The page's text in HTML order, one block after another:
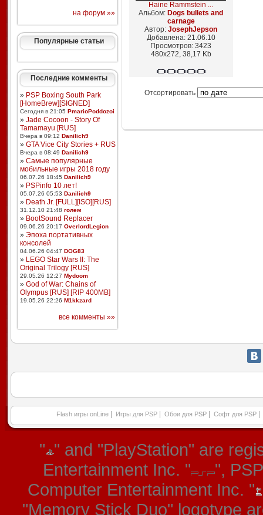
на форум »»
Популярные статьи
Последние комменты
» PSP Boxing South Park
[HomeBrew][SIGNED]
Сегодня в 21:05 PmarioPoddozoi
» Jade Cocoon - Story Of
Tamamayu [RUS]
Вчера в 09:12 Danilich9
» GTA Vice City Stories + RUS
Вчера в 08:49 Danilich9
» Самые популярные
мобильные игры 2018 году
06.07.26 18:45 Danilich9
» PSPinfo 10 лет!
05.07.26 05:53 Danilich9
» Death Jr. [FULL][ISO][RUS]
31.12.10 21:48 голем
» BootSound Replacer
09.06.26 20:17 OverlordLegion
» Эпоха портативных
консолей
04.06.26 04:47 DOG83
» LEGO Star Wars II: The
Original Trilogy [RUS]
29.05.26 12:27 Mydoom
» God of War: Chains of
Olympus [RUS] [RIP 400MB]
19.05.26 22:26 M1kkzard
все комменты »»
Haine Rammstein ...
Альбом: Dogs bullets and
carnage
Автор: JosephJepson
Добавлена: 21.06.10
Просмотров: 3423
480x272, 38,17 Kb
Отсортировать
Flash игры onLine Игры для PSP Обои для PSP Софт для PSP
" " and "PlayStation" are
Entertainment Inc. "
",
Computer Entertainment Inc. "
"Memory Stick Duo" logotype